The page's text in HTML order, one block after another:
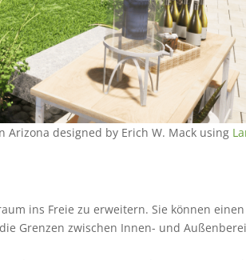
Arizona designed by Erich W. Mack using
ins Freie zu erweitern. Sie können einen
Grenzen zwischen Innen- und